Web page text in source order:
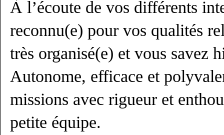
À l’écoute de vos différents
reconnu(e) pour vos qualités
très organisé(e) et vous savez
Autonome, efficace et
missions avec rigueur et
petite équipe.